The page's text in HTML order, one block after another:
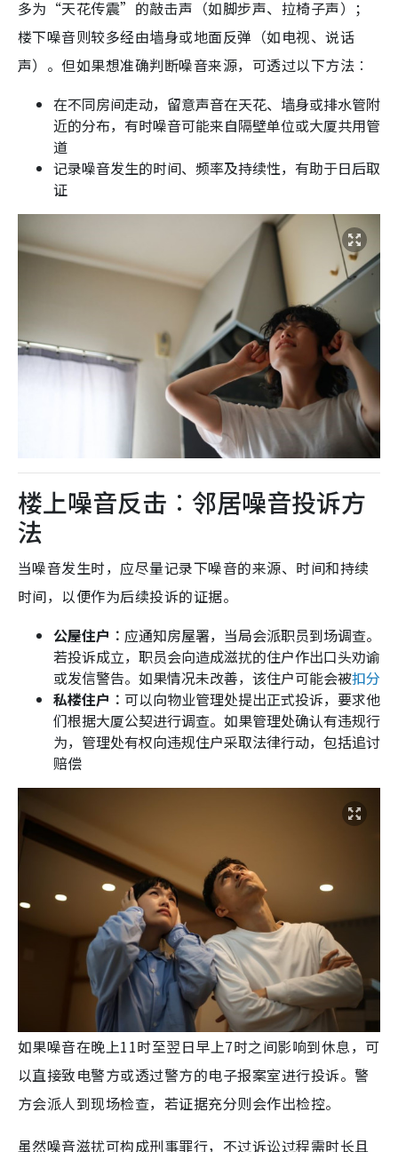
多为“天花传震”的敲击声（如脚步声、拉椅子声）；
楼下噪音则较多经由墙身或地面反弹（如电视、说话
声）。但如果想准确判断噪音来源，可透过以下方法︰
在不同房间走动，留意声音在天花、墙身或排水管附
近的分布，有时噪音可能来自隔壁单位或大厦共用管
道
记录噪音发生的时间、频率及持续性，有助于日后取
证
楼上噪音反击︰邻居噪音投诉方
法
当噪音发生时，应尽量记录下噪音的来源、时间和持续
时间，以便作为后续投诉的证据。
公屋住户︰ 应通知房屋署，当局会派职员到场调查。
若投诉成立，职员会向造成滋扰的住户作出口头劝谕
或发信警告。如果情况未改善，该住户可能会被扣分
私楼住户︰ 可以向物业管理处提出正式投诉，要求他
们根据大厦公契进行调查。如果管理处确认有违规行
为，管理处有权向违规住户采取法律行动，包括追讨
赔偿
如果噪音在晚上11时至翌日早上7时之间影响到休息，可
以直接致电警方或透过警方的电子报案室进行投诉。警
方会派人到现场检查，若证据充分则会作出检控。
虽然噪音滋扰可构成刑事罪行，不过诉讼过程需时长且